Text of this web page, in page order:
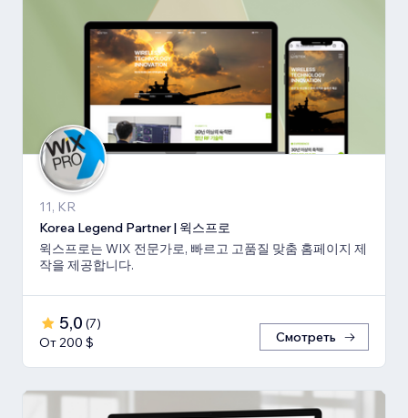
11, KR
Korea Legend Partner | 윅스프로
윅스프로는 WIX 전문가로, 빠르고 고품질 맞춤 홈페이지 제
작을 제공합니다.
5,0 (7)
От 200 $
Смотреть